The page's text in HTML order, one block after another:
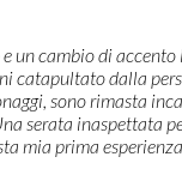
un cambio di
catapultato dalla
sono rimasta
serata inaspettata
mia prima